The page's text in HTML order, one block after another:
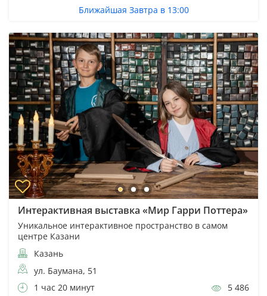
Ближайшая Завтра в 13:00
Интерактивная выставка «Мир Гарри Поттера»
Уникальное интерактивное пространство в самом
центре Казани
Казань
ул. Баумана, 51
1 час 20 минут
5 486